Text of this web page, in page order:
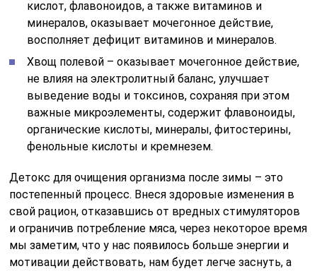
кислот, флавоноидов, а также витаминов и
минералов, оказывает мочегонное действие,
восполняет дефицит витаминов и минералов.
Хвощ полевой – оказывает мочегонное действие,
не влияя на электролитный баланс, улучшает
выведение воды и токсинов, сохраняя при этом
важные микроэлементы, содержит флавоноиды,
органические кислоты, минералы, фитостерины,
фенольные кислоты и кремнезем.
Детокс для очищения организма после зимы – это
постепенный процесс. Внеся здоровые изменения в
свой рацион, отказавшись от вредных стимуляторов
и ограничив потребление мяса, через некоторое время
мы заметим, что у нас появилось больше энергии и
мотивации действовать, нам будет легче заснуть, а